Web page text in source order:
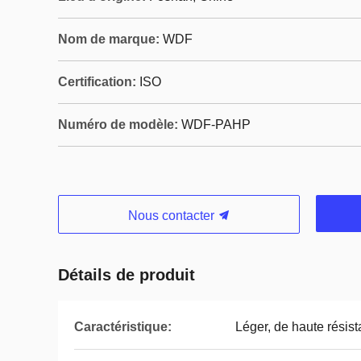
Nom de marque: WDF
Certification: ISO
Numéro de modèle: WDF-PAHP
Nous contacter
Détails de produit
Caractéristique: Léger, de haute